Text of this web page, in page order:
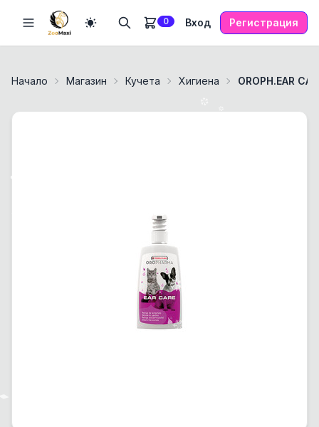
0 Вход Регистрация
Начало Магазин Кучета Хигиена OROPH.EAR